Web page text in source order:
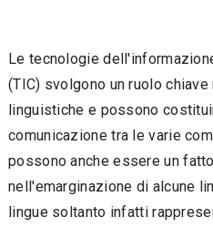
Le tecnologie
(TIC) svolgono un ruolo
linguistiche e possono
comunicazione tra le varie
possono anche essere un
nell'emarginazione di alcune
lingue soltanto infatti